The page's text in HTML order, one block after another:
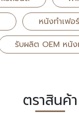
หนังทำเฟอ
รับผลิต OEM หนัง
ตราสินค้า